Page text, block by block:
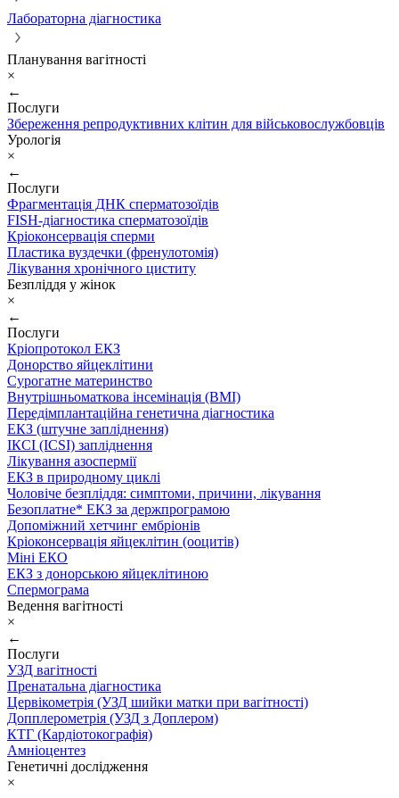
Лабораторна діагностика
Планування вагітності
×
←
Послуги
Збереження репродуктивних клітин для військовослужбовців
Урологія
×
←
Послуги
Фрагментація ДНК сперматозоїдів
FISH-діагностика сперматозоїдів
Кріоконсервація сперми
Пластика вуздечки (френулотомія)
Лікування хронічного циститу
Безпліддя у жінок
×
←
Послуги
Кріопротокол ЕКЗ
Донорство яйцеклітини
Сурогатне материнство
Внутрішньоматкова інсемінація (ВМІ)
Передімплантаційна генетична діагностика
ЕКЗ (штучне запліднення)
ІКСІ (ICSI) запліднення
Лікування азоспермії
ЕКЗ в природному циклі
Чоловіче безпліддя: симптоми, причини, лікування
Безоплатне* ЕКЗ за держпрограмою
Допоміжний хетчинг ембріонів
Кріоконсервація яйцеклітин (ооцитів)
Міні ЕКО
ЕКЗ з донорською яйцеклітиною
Спермограма
Ведення вагітності
×
←
Послуги
УЗД вагітності
Пренатальна діагностика
Цервікометрія (УЗД шийки матки при вагітності)
Допплерометрія (УЗД з Доплером)
КТГ (Кардіотокографія)
Амніоцентез
Генетичні дослідження
×